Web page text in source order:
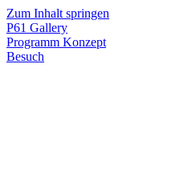
Zum Inhalt springen
P61 Gallery
Programm Konzept
Besuch